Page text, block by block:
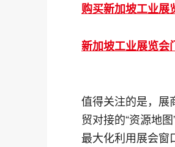
购买新加坡工业展
新加坡工业展览会
值得关注的是，展
贸对接的“资源地
最大化利用展会